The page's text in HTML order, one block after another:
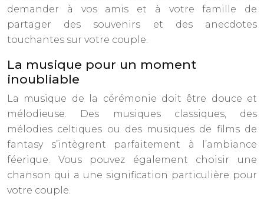
demander à vos amis et à votre famille de
partager des souvenirs et des anecdotes
touchantes sur votre couple.
La musique pour un moment
inoubliable
La musique de la cérémonie doit être douce et
mélodieuse. Des musiques classiques, des
mélodies celtiques ou des musiques de films de
fantasy s’intègrent parfaitement à l’ambiance
féerique. Vous pouvez également choisir une
chanson qui a une signification particulière pour
votre couple.